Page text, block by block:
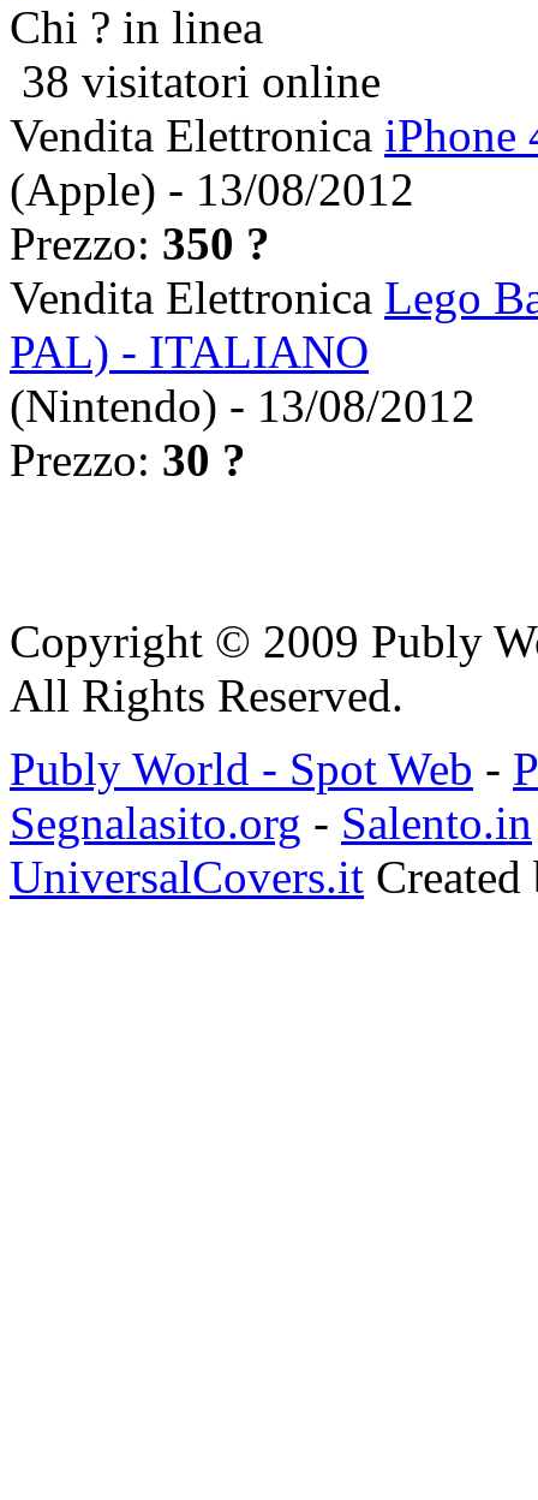
Chi ? in linea
38 visitatori online
Vendita Elettronica iPhone
(Apple) - 13/08/2012
Prezzo: 350 ?
Vendita Elettronica Lego
PAL) - ITALIANO
(Nintendo) - 13/08/2012
Prezzo: 30 ?
Copyright © 2009 Publy
All Rights Reserved.
Publy World - Spot Web -
Segnalasito.org - Salento.in
UniversalCovers.it